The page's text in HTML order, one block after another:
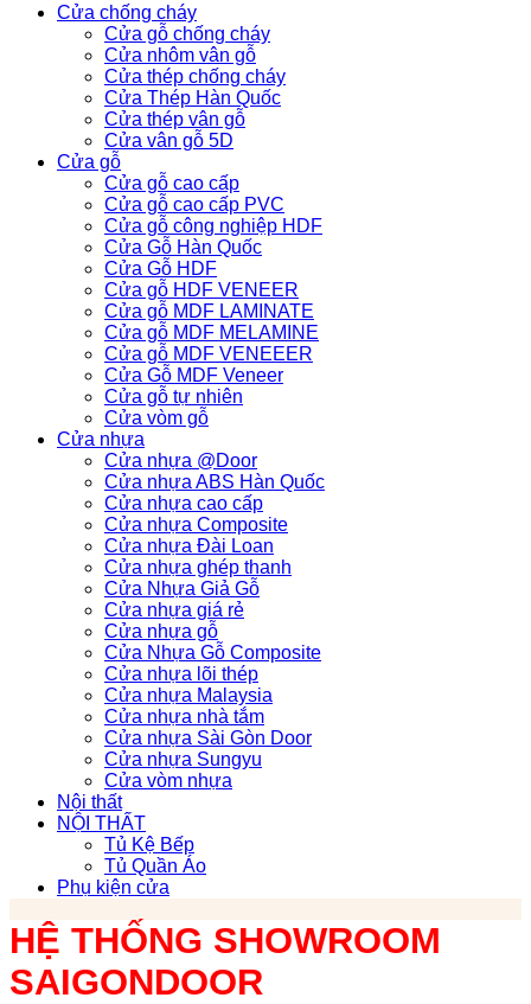
Cửa chống cháy
Cửa gỗ chống cháy
Cửa nhôm vân gỗ
Cửa thép chống cháy
Cửa Thép Hàn Quốc
Cửa thép vân gỗ
Cửa vân gỗ 5D
Cửa gỗ
Cửa gỗ cao cấp
Cửa gỗ cao cấp PVC
Cửa gỗ công nghiệp HDF
Cửa Gỗ Hàn Quốc
Cửa Gỗ HDF
Cửa gỗ HDF VENEER
Cửa gỗ MDF LAMINATE
Cửa gỗ MDF MELAMINE
Cửa gỗ MDF VENEEER
Cửa Gỗ MDF Veneer
Cửa gỗ tự nhiên
Cửa vòm gỗ
Cửa nhựa
Cửa nhựa @Door
Cửa nhựa ABS Hàn Quốc
Cửa nhựa cao cấp
Cửa nhựa Composite
Cửa nhựa Đài Loan
Cửa nhựa ghép thanh
Cửa Nhựa Giả Gỗ
Cửa nhựa giá rẻ
Cửa nhựa gỗ
Cửa Nhựa Gỗ Composite
Cửa nhựa lõi thép
Cửa nhựa Malaysia
Cửa nhựa nhà tắm
Cửa nhựa Sài Gòn Door
Cửa nhựa Sungyu
Cửa vòm nhựa
Nội thất
NỘI THẤT
Tủ Kệ Bếp
Tủ Quần Áo
Phụ kiện cửa
HỆ THỐNG SHOWROOM
SAIGONDOOR